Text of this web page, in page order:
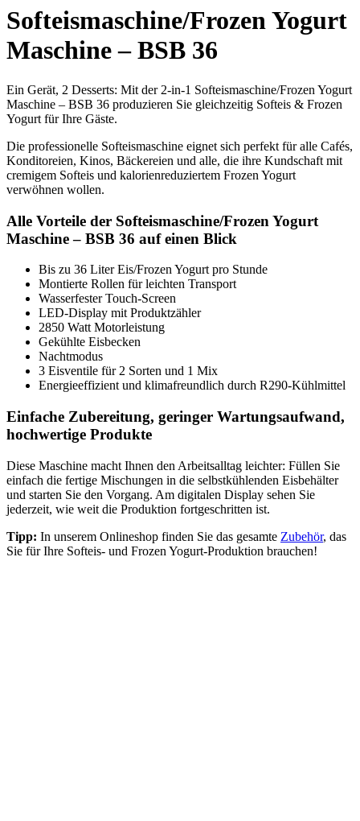
Softeismaschine/Frozen Yogurt
Maschine – BSB 36
Ein Gerät, 2 Desserts: Mit der 2-in-1 Softeismaschine/Frozen Yogurt
Maschine – BSB 36 produzieren Sie gleichzeitig Softeis & Frozen
Yogurt für Ihre Gäste.
Die professionelle Softeismaschine eignet sich perfekt für alle Cafés,
Konditoreien, Kinos, Bäckereien und alle, die ihre Kundschaft mit
cremigem Softeis und kalorienreduziertem Frozen Yogurt
verwöhnen wollen.
Alle Vorteile der Softeismaschine/Frozen Yogurt
Maschine – BSB 36 auf einen Blick
Bis zu 36 Liter Eis/Frozen Yogurt pro Stunde
Montierte Rollen für leichten Transport
Wasserfester Touch-Screen
LED-Display mit Produktzähler
2850 Watt Motorleistung
Gekühlte Eisbecken
Nachtmodus
3 Eisventile für 2 Sorten und 1 Mix
Energieeffizient und klimafreundlich durch R290-Kühlmittel
Einfache Zubereitung, geringer Wartungsaufwand,
hochwertige Produkte
Diese Maschine macht Ihnen den Arbeitsalltag leichter: Füllen Sie
einfach die fertige Mischungen in die selbstkühlenden Eisbehälter
und starten Sie den Vorgang. Am digitalen Display sehen Sie
jederzeit, wie weit die Produktion fortgeschritten ist.
Tipp: In unserem Onlineshop finden Sie das gesamte Zubehör, das
Sie für Ihre Softeis- und Frozen Yogurt-Produktion brauchen!